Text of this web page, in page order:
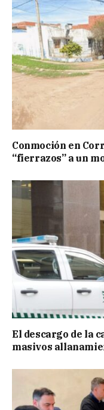
Conmoción en
“fierrazos” a un
El descargo de la
masivos